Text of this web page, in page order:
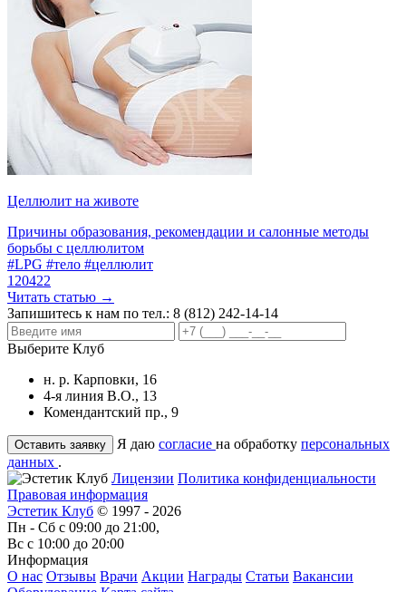
Целлюлит на животе
Причины образования, рекомендации и салонные методы
борьбы с целлюлитом
#LPG #тело #целлюлит
120422
Читать статью →
Запишитесь к нам по тел.: 8 (812) 242-14-14
Выберите Клуб
н. р. Карповки, 16
4-я линия В.О., 13
Комендантский пр., 9
Я даю согласие на обработку персональных
данных .
Лицензии Политика конфиденциальности
Правовая информация
Эстетик Клуб © 1997 - 2026
Пн - Сб с 09:00 до 21:00,
Вс с 10:00 до 20:00
Информация
О нас Отзывы Врачи Акции Награды Статьи Вакансии